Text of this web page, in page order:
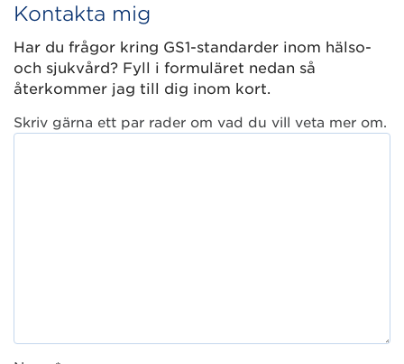
Kontakta mig
Har du frågor kring GS1-standarder inom hälso-
och sjukvård? Fyll i formuläret nedan så
återkommer jag till dig inom kort.
Skriv gärna ett par rader om vad du vill veta mer om.